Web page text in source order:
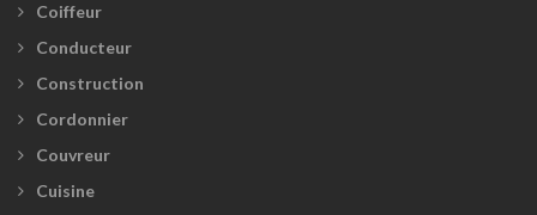
Coiffeur
Conducteur
Construction
Cordonnier
Couvreur
Cuisine